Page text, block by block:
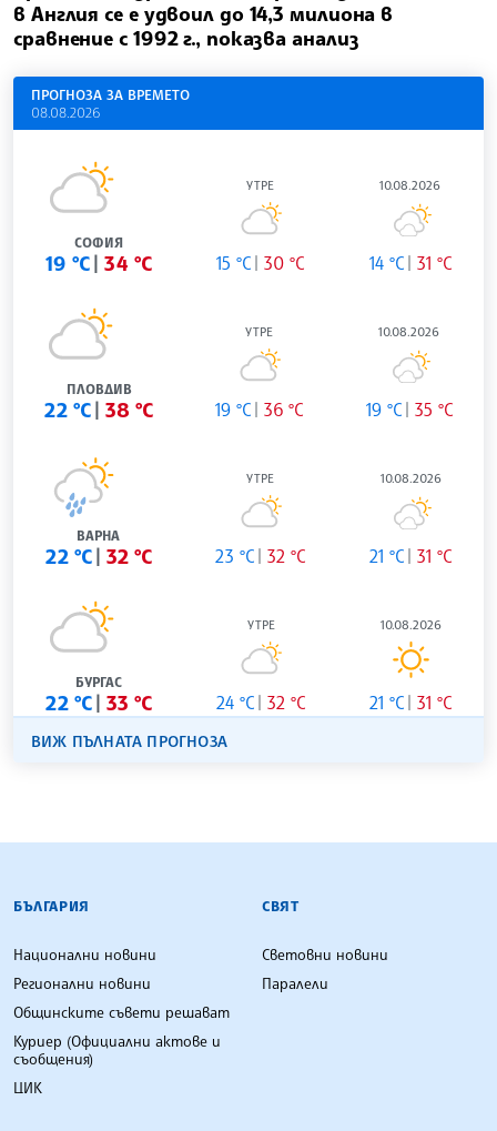
в Англия се е удвоил до 14,3 милиона в
сравнение с 1992 г., показва анализ
ПРОГНОЗА ЗА ВРЕМЕТО
08.08.2026
СОФИЯ
19 °C 34 °C
УТРЕ
15 °C 30 °C
10.08.2026
14 °C 31 °C
ПЛОВДИВ
22 °C 38 °C
УТРЕ
19 °C 36 °C
10.08.2026
19 °C 35 °C
ВАРНА
22 °C 32 °C
УТРЕ
23 °C 32 °C
10.08.2026
21 °C 31 °C
БУРГАС
22 °C 33 °C
УТРЕ
24 °C 32 °C
10.08.2026
21 °C 31 °C
ВИЖ ПЪЛНАТА ПРОГНОЗА
БЪЛГАРСКА ТЕЛЕГРАФНА АГЕНЦИЯ
БЪЛГАРИЯ
Национални новини
Регионални новини
Общинските съвети решават
Куриер (Официални актове и
съобщения)
ЦИК
СВЯТ
Световни новини
Паралели